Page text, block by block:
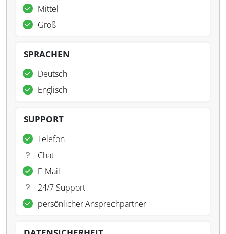
Mittel
Groß
SPRACHEN
Deutsch
Englisch
SUPPORT
Telefon
Chat
E-Mail
24/7 Support
persönlicher Ansprechpartner